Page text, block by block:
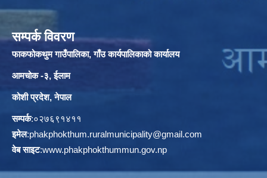
सम्पर्क विवरण
फाकफोकथुम गाउँपालिका, गाँउ कार्यपालिकाको कार्यालय
आमचोक -३, ईलाम
कोशी प्रदेश, नेपाल
सम्पर्क:०२७६९१४११
इमेल:phakphokthum.ruralmunicipality@gmail.com
वेब साइट:www.phakphokthummun.gov.np